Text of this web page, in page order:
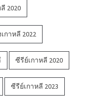
2020
กาหลี 2022
ซีรีย์เกาหลี 2020
ซีรีย์เกาหลี 2023